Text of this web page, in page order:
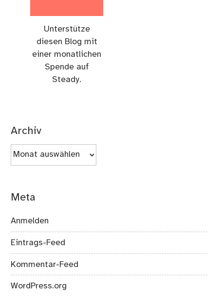
Unterstütze
diesen Blog mit
einer monatlichen
Spende auf
Steady.
Archiv
Archiv
Meta
Anmelden
Eintrags-Feed
Kommentar-Feed
WordPress.org